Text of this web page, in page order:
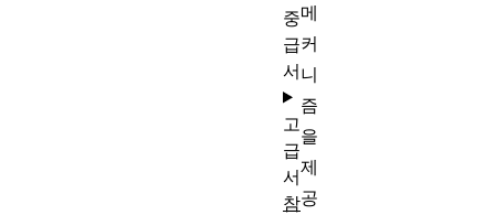
메
커
니
즘
을
제
공
중
급
서
고
급
서
참